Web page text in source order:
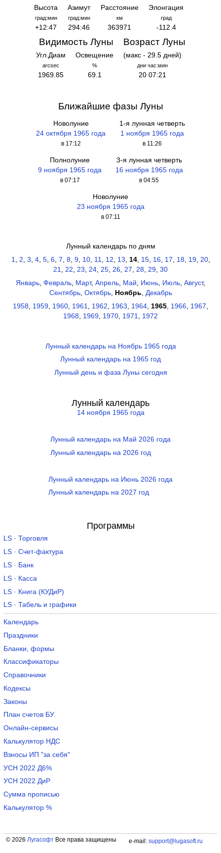
Высота
град:мин
+12:47
Азимут
град:мин
294:46
Расстояние
км
363971
Элонгация
град
-112.4
Видимость Луны
Угл.Диам
arcsec
1969.85
Освещение
%
69.1
Возраст Луны
(макс - 29.5 дней)
дни час:мин
20 07:21
Ближайшие фазы Луны
Новолуние
24 октября 1965 года
в 17:12
1-я лунная четверть
1 ноября 1965 года
в 11:26
Полнолуние
9 ноября 1965 года
в 07:17
3-я лунная четверть
16 ноября 1965 года
в 04:55
Новолуние
23 ноября 1965 года
в 07:11
Лунный календарь по дням
1, 2, 3, 4, 5, 6, 7, 8, 9, 10, 11, 12, 13, 14, 15, 16, 17, 18, 19, 20,
21, 22, 23, 24, 25, 26, 27, 28, 29, 30
Январь Февраль Март, Апрель Май Июнь Июль Август,
Сентябрь, Октябрь, Ноябрь
Декабрь
1958
1959 1960 1961 1962 1963 1964 1965 1966 1967
1968
1969 1970 1971 1972
Лунный календарь на Ноябрь 1965 года
Лунный календарь на 1965 год
Лунный день и фаза Луны сегодня
Лунный календарь
14 ноября 1965 года
Лунный календарь на Май 2026 года
Лунный календарь на 2026 год
Лунный календарь на Июнь 2026 года
Лунный календарь на 2027 год
Программы
LS · Торговля
LS · Счет-фактура
LS · Банк
LS · Касса
LS · Книга (КУДиР)
LS · Табель и графики
Календарь
Праздники
Бланки, формы
Классификаторы
Справочники
Кодексы
Законы
План счетов БУ
Онлайн-сервисы
Калькулятор НДС
Взносы ИП "за себя"
УСН 2022 Д6%
УСН 2022 ДиР
Сумма прописью
Калькулятор %
© 2026 ЛугасофтВсе права защищены e-mail: support@lugasoft.ru